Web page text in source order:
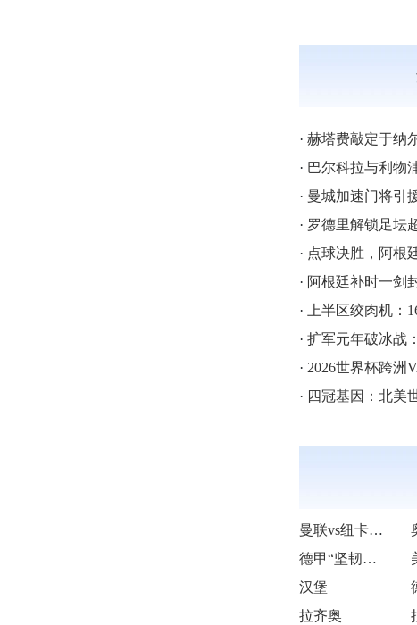
· 赫塔费敲定于纳
· 巴尔科拉与利物浦转会传闻
· 曼城加速门将引
· 罗德里解锁足坛超
· 点球决胜，阿根
· 阿根廷补时一剑
·
上半区绞肉机：
· 扩军元年破冰战：
· 2026世界杯跨洲VAR调
· 四冠基因：北美
曼联vs纽卡斯尔联
德甲“坚韧磐石”的逆袭逐光之旅
汉堡
拉齐奥